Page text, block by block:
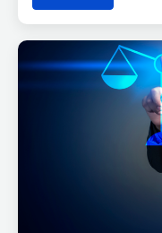
BALANÇA
6I
TOLEDO
BRASIL:
AUTOMAÇÃO